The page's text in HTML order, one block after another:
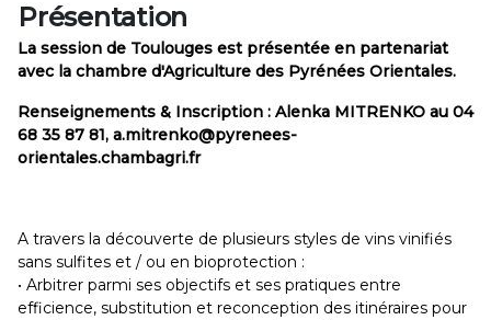
Présentation
La session de Toulouges est présentée en partenariat
avec la chambre d'Agriculture des Pyrénées Orientales.
Renseignements & Inscription : Alenka MITRENKO au 04
68 35 87 81, a.mitrenko@pyrenees-
orientales.chambagri.fr
A travers la découverte de plusieurs styles de vins vinifiés
sans sulfites et / ou en bioprotection :
• Arbitrer parmi ses objectifs et ses pratiques entre
efficience, substitution et reconception des itinéraires pour